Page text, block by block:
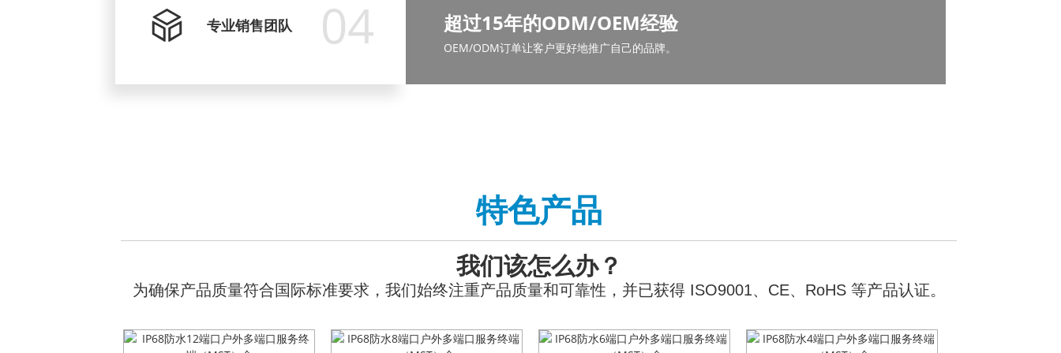
专业销售团队 04 超过15年的ODM/OEM经验
OEM/ODM订单让客户更好地推广自己的品牌。
专业研发团队
我们的研发部门占公司总规模的30%。
为确保产品质量符合国际标准要求，我们始终注重产品质量和可靠性，并已获得 ISO9001、
CE、RoHS 等产品认证。
专业销售团队
我们有严格的培训流程，让他们在客户面前表现得专业，并为客户提供解决方案。
特色产品
我们该怎么办？
为确保产品质量符合国际标准要求，我们始终注重产品质量和可靠性，并已获得 ISO9001、CE、RoHS 等产品认证。